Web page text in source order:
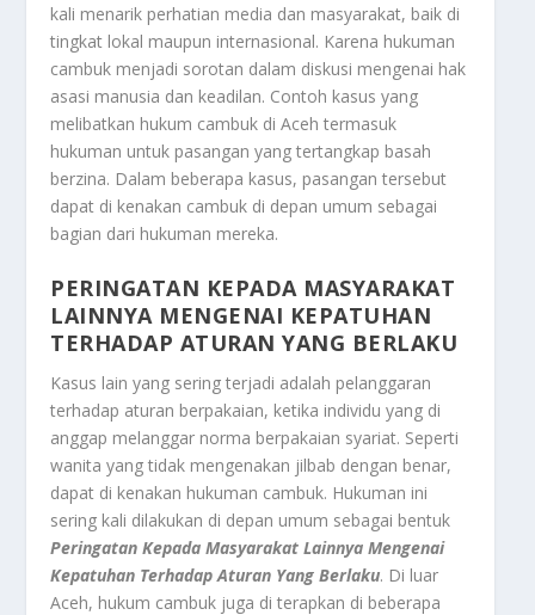
kali menarik perhatian media dan masyarakat, baik di
tingkat lokal maupun internasional. Karena hukuman
cambuk menjadi sorotan dalam diskusi mengenai hak
asasi manusia dan keadilan. Contoh kasus yang
melibatkan hukum cambuk di Aceh termasuk
hukuman untuk pasangan yang tertangkap basah
berzina. Dalam beberapa kasus, pasangan tersebut
dapat di kenakan cambuk di depan umum sebagai
bagian dari hukuman mereka.
PERINGATAN KEPADA MASYARAKAT
LAINNYA MENGENAI KEPATUHAN
TERHADAP ATURAN YANG BERLAKU
Kasus lain yang sering terjadi adalah pelanggaran
terhadap aturan berpakaian, ketika individu yang di
anggap melanggar norma berpakaian syariat. Seperti
wanita yang tidak mengenakan jilbab dengan benar,
dapat di kenakan hukuman cambuk. Hukuman ini
sering kali dilakukan di depan umum sebagai bentuk
Peringatan Kepada Masyarakat Lainnya Mengenai
Kepatuhan Terhadap Aturan Yang Berlaku. Di luar
Aceh, hukum cambuk juga di terapkan di beberapa